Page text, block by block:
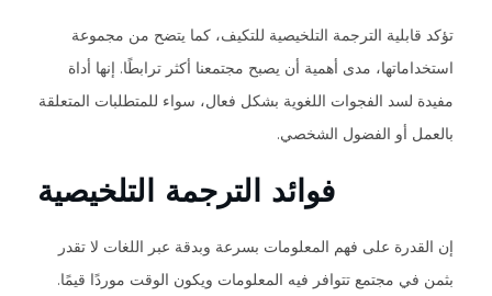
تؤكد قابلية الترجمة التلخيصية للتكيف، كما يتضح من مجموعة
استخداماتها، مدى أهمية أن يصبح مجتمعنا أكثر ترابطًا. إنها أداة
مفيدة لسد الفجوات اللغوية بشكل فعال، سواء للمتطلبات المتعلقة
بالعمل أو الفضول الشخصي.
فوائد الترجمة التلخيصية
إن القدرة على فهم المعلومات بسرعة وبدقة عبر اللغات لا تقدر
بثمن في مجتمع تتوافر فيه المعلومات ويكون الوقت موردًا قيمًا.